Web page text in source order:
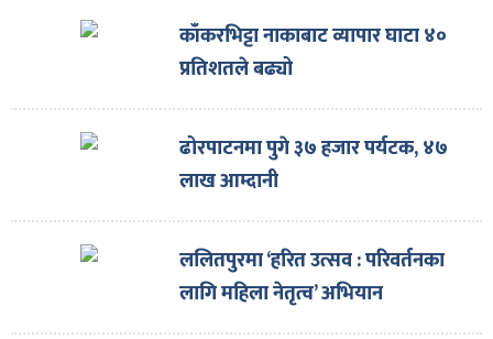
काँकरभिट्टा नाकाबाट व्यापार घाटा ४०
प्रतिशतले बढ्यो
ढोरपाटनमा पुगे ३७ हजार पर्यटक, ४७
लाख आम्दानी
ललितपुरमा ‘हरित उत्सव : परिवर्तनका
लागि महिला नेतृत्व’ अभियान